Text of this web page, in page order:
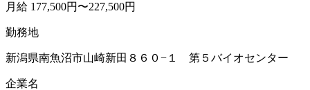
月給 177,500円〜227,500円
勤務地
新潟県南魚沼市山崎新田８６０−１ 第５バイオセンター
企業名